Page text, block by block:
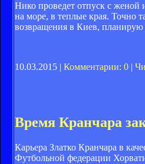
Нико проведет отпуск с женой
на море, в теплые края. Точно
возвращения в Киев, планирую
10.03.2015 | Комментарии: 0 |
Время Кранчара
Карьера Златко Кранчара в
Футбольной федерации